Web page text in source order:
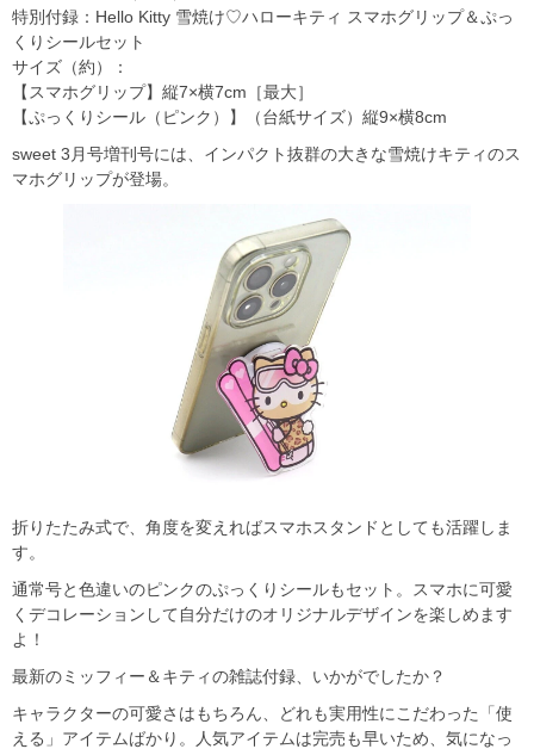
特別付録：Hello Kitty 雪焼け♡ハローキティ スマホグリップ＆ぷっ
くりシールセット
サイズ（約）：
【スマホグリップ】縦7×横7cm［最大］
【ぷっくりシール（ピンク）】（台紙サイズ）縦9×横8cm
sweet 3月号増刊号には、インパクト抜群の大きな雪焼けキティのス
マホグリップが登場。
折りたたみ式で、角度を変えればスマホスタンドとしても活躍しま
す。
通常号と色違いのピンクのぷっくりシールもセット。スマホに可愛
くデコレーションして自分だけのオリジナルデザインを楽しめます
よ！
最新のミッフィー＆キティの雑誌付録、いかがでしたか？
キャラクターの可愛さはもちろん、どれも実用性にこだわった「使
える」アイテムばかり。人気アイテムは完売も早いため、気になっ